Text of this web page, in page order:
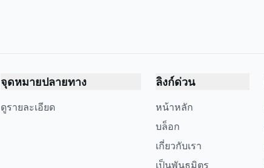
จุดหมายปลายทาง
ดูรายละเอียด
ลิงก์ด่วน
หน้าหลัก
บล็อก
เกี่ยวกับเรา
เป็นพันธมิตร